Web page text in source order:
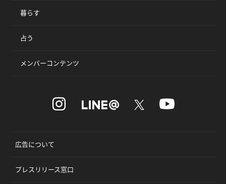
暮らす
占う
メンバーコンテンツ
広告について
プレスリリース窓口